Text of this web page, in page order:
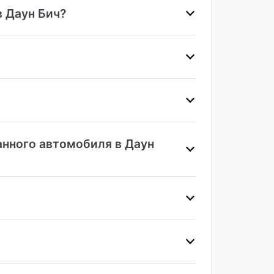
Даун Бич?
автомобиля в Даун